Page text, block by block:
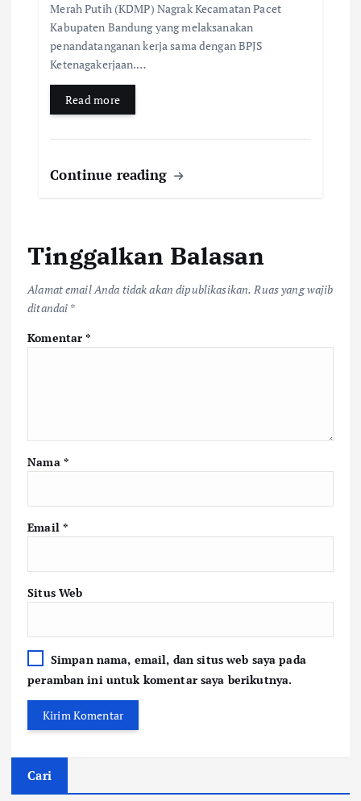
Merah Putih (KDMP) Nagrak Kecamatan Pacet
Kabupaten Bandung yang melaksanakan
penandatanganan kerja sama dengan BPJS
Ketenagakerjaan.…
Read more
Continue reading
Tinggalkan Balasan
Alamat email Anda tidak akan dipublikasikan. Ruas yang wajib
ditandai *
Komentar*
Nama *
Email *
Situs Web
Simpan nama, email, dan situs web saya pada
peramban ini untuk komentar saya berikutnya.
Cari